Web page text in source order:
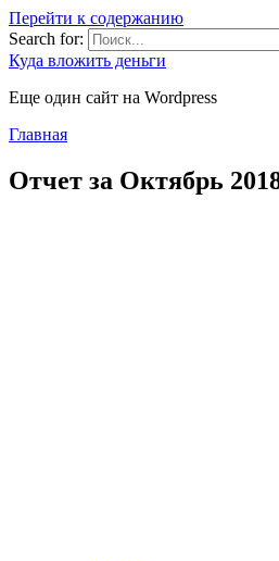
Перейти к содержанию
Search for:
Куда вложить деньги
Еще один сайт на Wordpress
Главная
Отчет за Октябрь